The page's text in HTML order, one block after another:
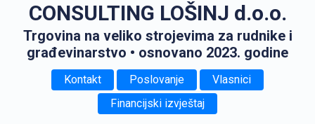
CONSULTING LOŠINJ d.o.o.
Trgovina na veliko strojevima za rudnike i
građevinarstvo • osnovano 2023. godine
Kontakt Poslovanje
Vlasnici
Financijski izvještaj